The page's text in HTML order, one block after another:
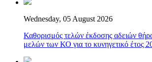
Wednesday, 05 August 2026
Καθορισμός τελών έκδοσης αδειών
μελών των ΚΟ για το κυνηγετικό έτος